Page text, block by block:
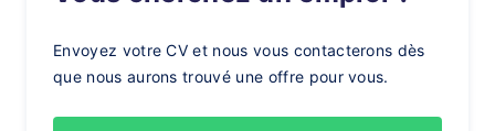
Envoyez votre CV et nous vous contacterons dès
que nous aurons trouvé une offre pour vous.